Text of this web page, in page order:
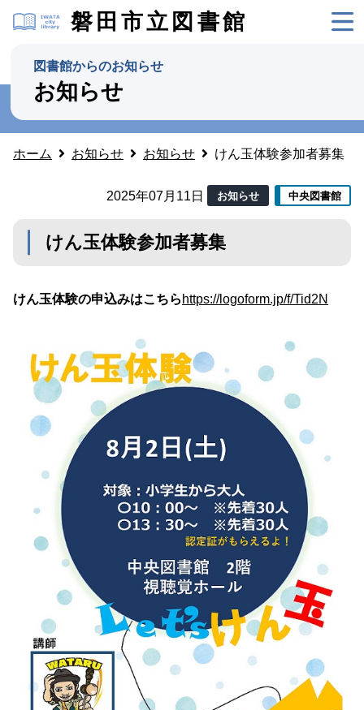
磐田市立図書館
図書館からのお知らせ
お知らせ
ホーム お知らせ お知らせ けん玉体験参加者募集
2025年07月11日 お知らせ 中央図書館
けん玉体験参加者募集
けん玉体験の申込みはこちら https://logoform.jp/f/Tid2N